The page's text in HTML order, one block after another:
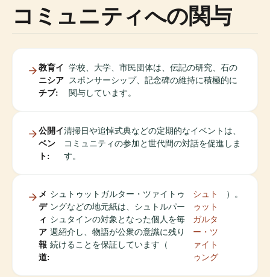
コミュニティへの関与
教育イ
ニシア
チブ:
学校、大学、市民団体は、伝記の研究、石の
スポンサーシップ、記念碑の維持に積極的に
関与しています。
公開イ
ベン
ト:
清掃日や追悼式典などの定期的なイベントは、
コミュニティの参加と世代間の対話を促進しま
す。
メ
デ
ィ
ア
報
道:
シュトゥットガルター・ツァイトゥ
ングなどの地元紙は、シュトルパー
シュタインの対象となった個人を毎
週紹介し、物語が公衆の意識に残り
続けることを保証しています（
シュト
ゥット
ガルタ
ー・ツ
ァイト
ゥング
）。